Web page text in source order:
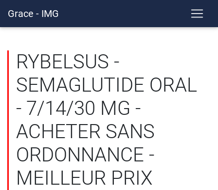
Grace - IMG
RYBELSUS -
SEMAGLUTIDE ORAL
- 7/14/30 MG -
ACHETER SANS
ORDONNANCE -
MEILLEUR PRIX